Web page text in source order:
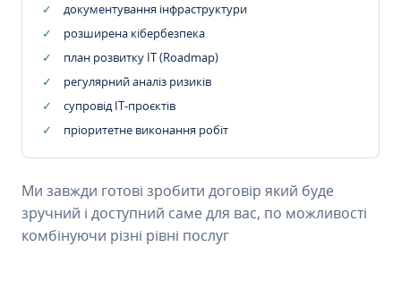
документування інфраструктури
розширена кібербезпека
план розвитку IT (Roadmap)
регулярний аналіз ризиків
супровід ІТ-проєктів
пріоритетне виконання робіт
Ми завжди готові зробити договір який буде
зручний і доступний саме для вас, по можливості
комбінуючи різні рівні послуг